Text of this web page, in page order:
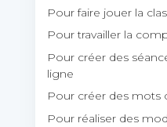
Pour faire jouer la
Pour travailler la
Pour créer des
ligne
Pour créer des mots
Pour réaliser des